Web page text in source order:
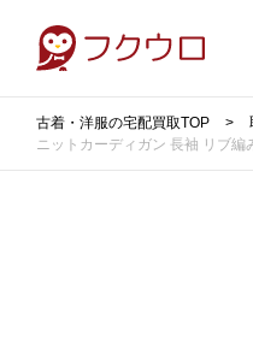
古着・洋服の宅配買取TOP
ニットカーディガン 長袖 リブ